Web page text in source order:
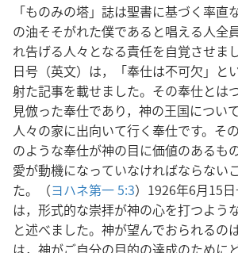
「ものみの塔」誌は聖書に基づく率直
の油そそがれた僕であると唱える人全
れ告げる人々となる責任を自覚させま
日号（英文）は，「奉仕は不可欠」と
射た記事を載せました。その奉仕とは
見倣った奉仕であり，神の王国につい
人々の家に出向いて行く奉仕です。そ
のような奉仕が神の目に価値のあるも
愛が動機になっていなければならない
た。（ヨハネ第一 5:3）1926年6月15
は，形式的な崇拝が神の心を打つよう
と述べました。神が望んでおられるの
は，神がご自分の目的の達成のために